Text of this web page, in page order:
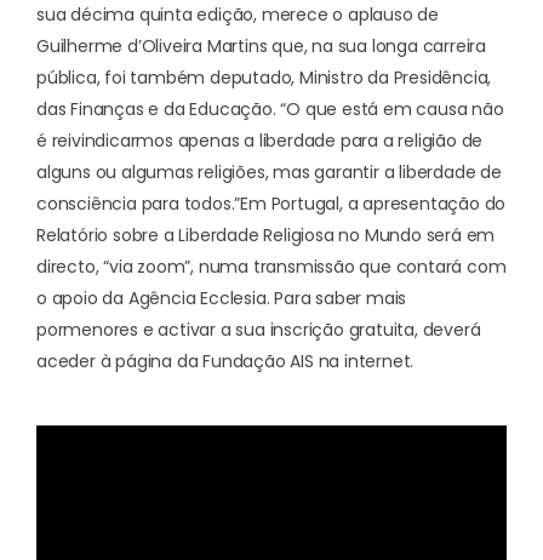
sua décima quinta edição, merece o aplauso de
Guilherme d’Oliveira Martins que, na sua longa carreira
pública, foi também deputado, Ministro da Presidência,
das Finanças e da Educação. “O que está em causa não
é reivindicarmos apenas a liberdade para a religião de
alguns ou algumas religiões, mas garantir a liberdade de
consciência para todos.”Em Portugal, a apresentação do
Relatório sobre a Liberdade Religiosa no Mundo será em
directo, “via zoom”, numa transmissão que contará com
o apoio da Agência Ecclesia. Para saber mais
pormenores e activar a sua inscrição gratuita, deverá
aceder àpágina da Fundação AIS na internet.